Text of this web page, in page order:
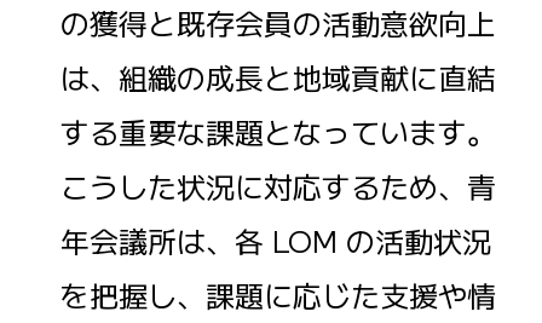
の獲得と既存会員の活動意欲向上
は、組織の成長と地域貢献に直結
する重要な課題となっています。
こうした状況に対応するため、青
年会議所は、各 LOM の活動状況
を把握し、課題に応じた支援や情